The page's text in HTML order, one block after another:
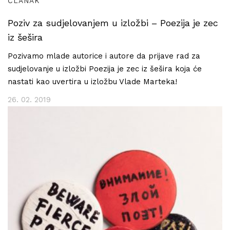
Poziv za sudjelovanjem u izložbi – Poezija je zec
iz šešira
Pozivamo mlade autorice i autore da prijave rad za
sudjelovanje u izložbi Poezija je zec iz šešira koja će
nastati kao uvertira u izložbu Vlade Marteka!
26. 02. 2019